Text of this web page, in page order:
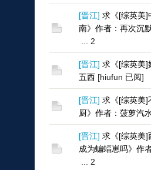
[晋江] 求《[综英美]
南》作者：再次沉
2
[晋江] 求《[综英美]
五西 [hiufun 已阅]
[晋江] 求《[综英美]
厨》作者：菠萝汽
[晋江] 求《[综英美]
成为蝙蝠崽吗》作
2